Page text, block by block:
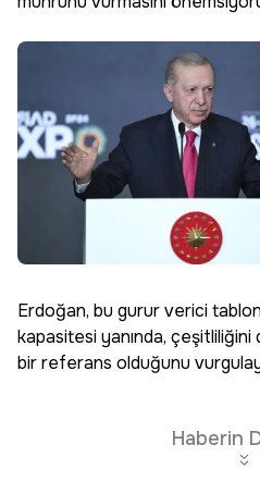
Erdoğan, bu gurur verici
kapasitesi yanında,
bir referans olduğunu
Haberin